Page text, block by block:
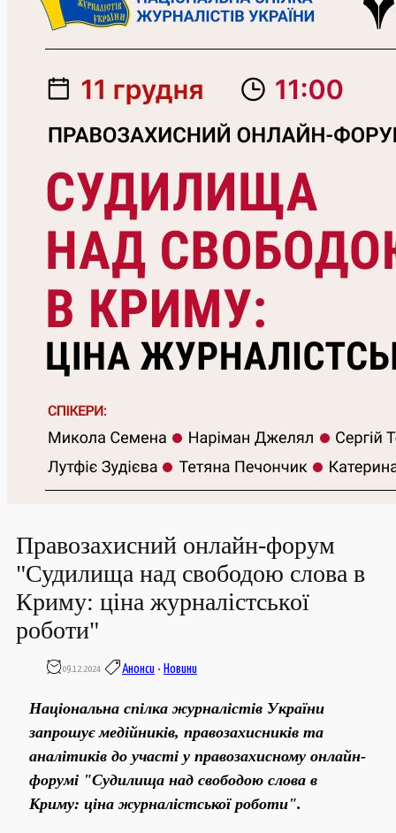
Правозахисний онлайн-форум
"Судилища над свободою слова в
Криму: ціна журналістської
роботи"
09.12.2024 Анонси • Новини
Національна спілка журналістів України
запрошує медійників, правозахисників та
аналітиків до участі у правозахисному онлайн-
форумі "Судилища над свободою слова в
Криму: ціна журналістської роботи".